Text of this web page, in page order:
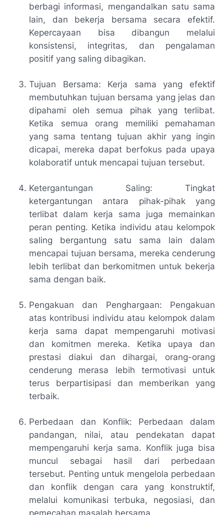
berbagi informasi, mengandalkan satu sama
lain, dan bekerja bersama secara efektif.
Kepercayaan bisa dibangun melalui
konsistensi, integritas, dan pengalaman
positif yang saling dibagikan.
Tujuan Bersama: Kerja sama yang efektif
membutuhkan tujuan bersama yang jelas dan
dipahami oleh semua pihak yang terlibat.
Ketika semua orang memiliki pemahaman
yang sama tentang tujuan akhir yang ingin
dicapai, mereka dapat berfokus pada upaya
kolaboratif untuk mencapai tujuan tersebut.
Ketergantungan Saling: Tingkat
ketergantungan antara pihak-pihak yang
terlibat dalam kerja sama juga memainkan
peran penting. Ketika individu atau kelompok
saling bergantung satu sama lain dalam
mencapai tujuan bersama, mereka cenderung
lebih terlibat dan berkomitmen untuk bekerja
sama dengan baik.
Pengakuan dan Penghargaan: Pengakuan
atas kontribusi individu atau kelompok dalam
kerja sama dapat mempengaruhi motivasi
dan komitmen mereka. Ketika upaya dan
prestasi diakui dan dihargai, orang-orang
cenderung merasa lebih termotivasi untuk
terus berpartisipasi dan memberikan yang
terbaik.
Perbedaan dan Konflik: Perbedaan dalam
pandangan, nilai, atau pendekatan dapat
mempengaruhi kerja sama. Konflik juga bisa
muncul sebagai hasil dari perbedaan
tersebut. Penting untuk mengelola perbedaan
dan konflik dengan cara yang konstruktif,
melalui komunikasi terbuka, negosiasi, dan
pemecahan masalah bersama.